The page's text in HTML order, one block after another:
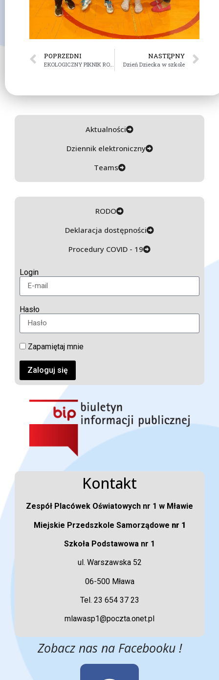
Aktualności
Dziennik elektroniczny
Teams
RODO
Deklaracja dostępności
Procedury COVID - 19
Login
Hasło
Zapamiętaj mnie
Zaloguj się
Kontakt
Zespół Placówek Oświatowych nr 1 w Mławie
Miejskie Przedszkole Samorządowe nr 1
Szkoła Podstawowa nr 1
ul. Warszawska 52
06-500 Mława
Tel. 23 654 37 23
mlawasp1@poczta.onet.pl
Zobacz nas na Facebooku !
POPRZEDNI NASTĘPNY
Dzień Dziecka w szkole